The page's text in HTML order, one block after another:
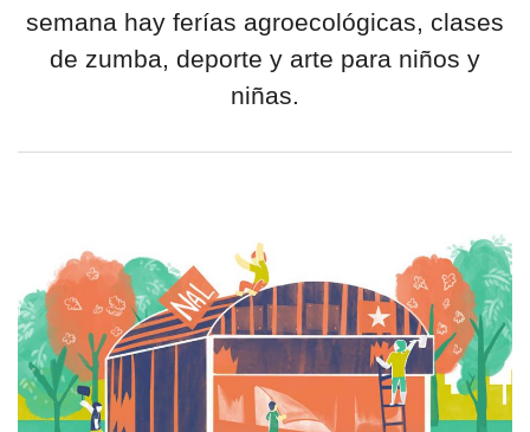
semana hay ferías agroecológicas, clases
de zumba, deporte y arte para niños y
niñas.